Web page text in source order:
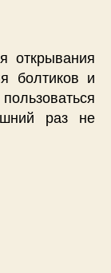
открывания
болтиков и
раз не